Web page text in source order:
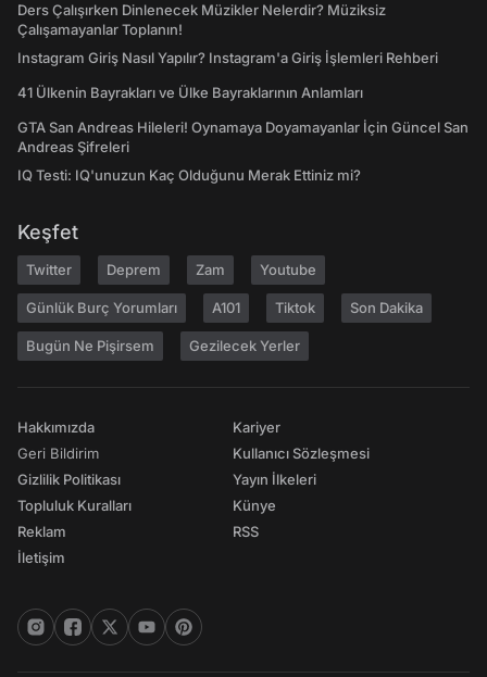
Ders Çalışırken Dinlenecek Müzikler Nelerdir? Müziksiz
Çalışamayanlar Toplanın!
Instagram Giriş Nasıl Yapılır? Instagram'a Giriş İşlemleri Rehberi
41 Ülkenin Bayrakları ve Ülke Bayraklarının Anlamları
GTA San Andreas Hileleri! Oynamaya Doyamayanlar İçin Güncel San
Andreas Şifreleri
IQ Testi: IQ'unuzun Kaç Olduğunu Merak Ettiniz mi?
Keşfet
Twitter Deprem Zam Youtube
Günlük Burç Yorumları A101 Tiktok Son Dakika
Bugün Ne Pişirsem Gezilecek Yerler
Hakkımızda
Geri Bildirim
Gizlilik Politikası
Topluluk Kuralları
Reklam
İletişim
Kariyer
Kullanıcı Sözleşmesi
Yayın İlkeleri
Künye
RSS